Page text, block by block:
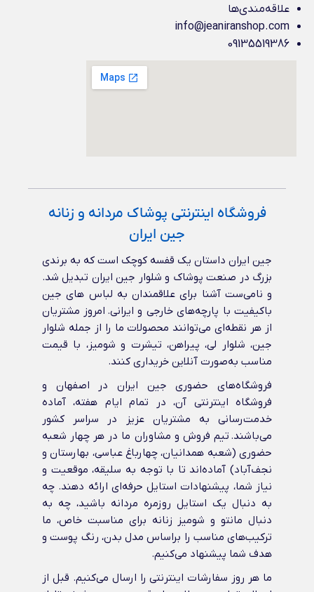
علاقه‌مندی‌ها
info@jeaniranshop.com
09135519386
فروشگاه اینترنتی پوشاک مردانه و زنانه
جین ایران
جین ایران داستان یک قفسه کوچک است که به برندی
بزرگ در صنعت پوشاک و شلوار جین ایران تبدیل شد.
و نامی‌ست آشنا برای علاقمندان به لباس های جین
باکیفیت با پارچه‌های خارجی و ایرانی‌. امروز مشتریان
از هر نقطه‌ای می‌توانند محصولات ما را از جمله شلوار
جین، شلوار لی، پیراهن، تیشرت و شومیز، با قیمت
مناسب به‌صورت آنلاین خریداری کنند.
فروشگاه‌های حضوری جین ایران در اصفهان و
فروشگاه اینترنتی آن، در تمام ایام هفته، آماده
خدمت‌رسانی به مشتریان عزیز در سراسر کشور
می‌باشند. تیم فروش و مشاوران ما در هر چهار شعبه
حضوری (شعبه همدانیان، چهارباغ عباسی، بهارستان و
نجف‌آباد) آماده‌اند تا با توجه به سلیقه، موقعیت و
نیاز شما، پیشنهادات استایل حرفه‌ای ارائه دهند. چه
به دنبال یک استایل روزمره مردانه باشید، چه به
دنبال مانتو و شومیز زنانه برای مناسبت خاص، ما
ترکیب‌های مناسب را براساس مدل بدن، رنگ پوست و
هدف شما پیشنهاد می‌کنیم.
ما هر روز سفارشات اینترنتی را ارسال می‌کنیم. قبل از